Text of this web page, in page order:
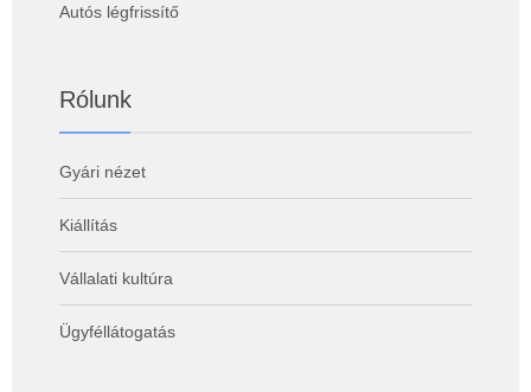
Autós légfrissítő
Rólunk
Gyári nézet
Kiállítás
Vállalati kultúra
Ügyféllátogatás